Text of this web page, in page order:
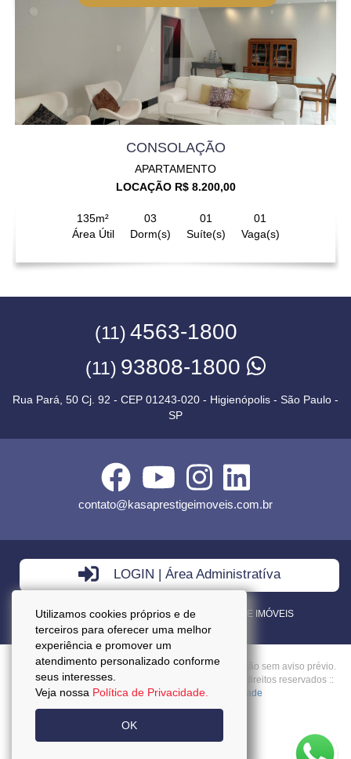
Utilizamos cookies próprios e de
terceiros para oferecer uma melhor
experiência e promover um
atendimento personalizado conforme
seus interesses.
Veja nossa Política de Privacidade.
OK
CONSOLAÇÃO
APARTAMENTO
LOCAÇÃO R$ 8.200,00
135m²
Área Útil
03
Dorm(s)
01
Suíte(s)
01
Vaga(s)
(11) 4563-1800
(11) 93808-1800
Rua Pará, 50 Cj. 92 - CEP 01243-020 - Higienópolis - São Paulo -
SP
contato@kasaprestigeimoveis.com.br
LOGIN | Área Administratíva
VENDA - LOCAÇÃO - ADMINISTRAÇÃO DE IMÓVEIS
Preços mencionados neste site estão sujeitos a alteração sem aviso prévio.
Copyright © 2026 - Kasa Prestige Imoveis :: Todos os direitos reservados ::
CRECI: J27037 ::Política da Privacidade